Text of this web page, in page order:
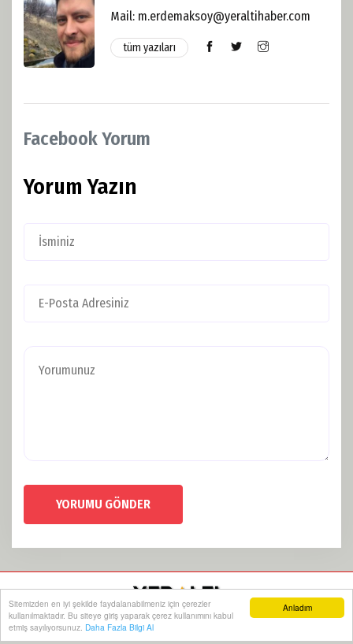
Anladım
Sitemizden en iyi şekilde faydalanabilmeniz için çerezler
kullanılmaktadır. Bu siteye giriş yaparak çerez kullanımını kabul
etmiş sayılıyorsunuz. Daha Fazla Bilgi Al
Mail: m.erdemaksoy@yeraltihaber.com
tüm yazıları
Facebook Yorum
Yorum Yazın
YORUMU GÖNDER